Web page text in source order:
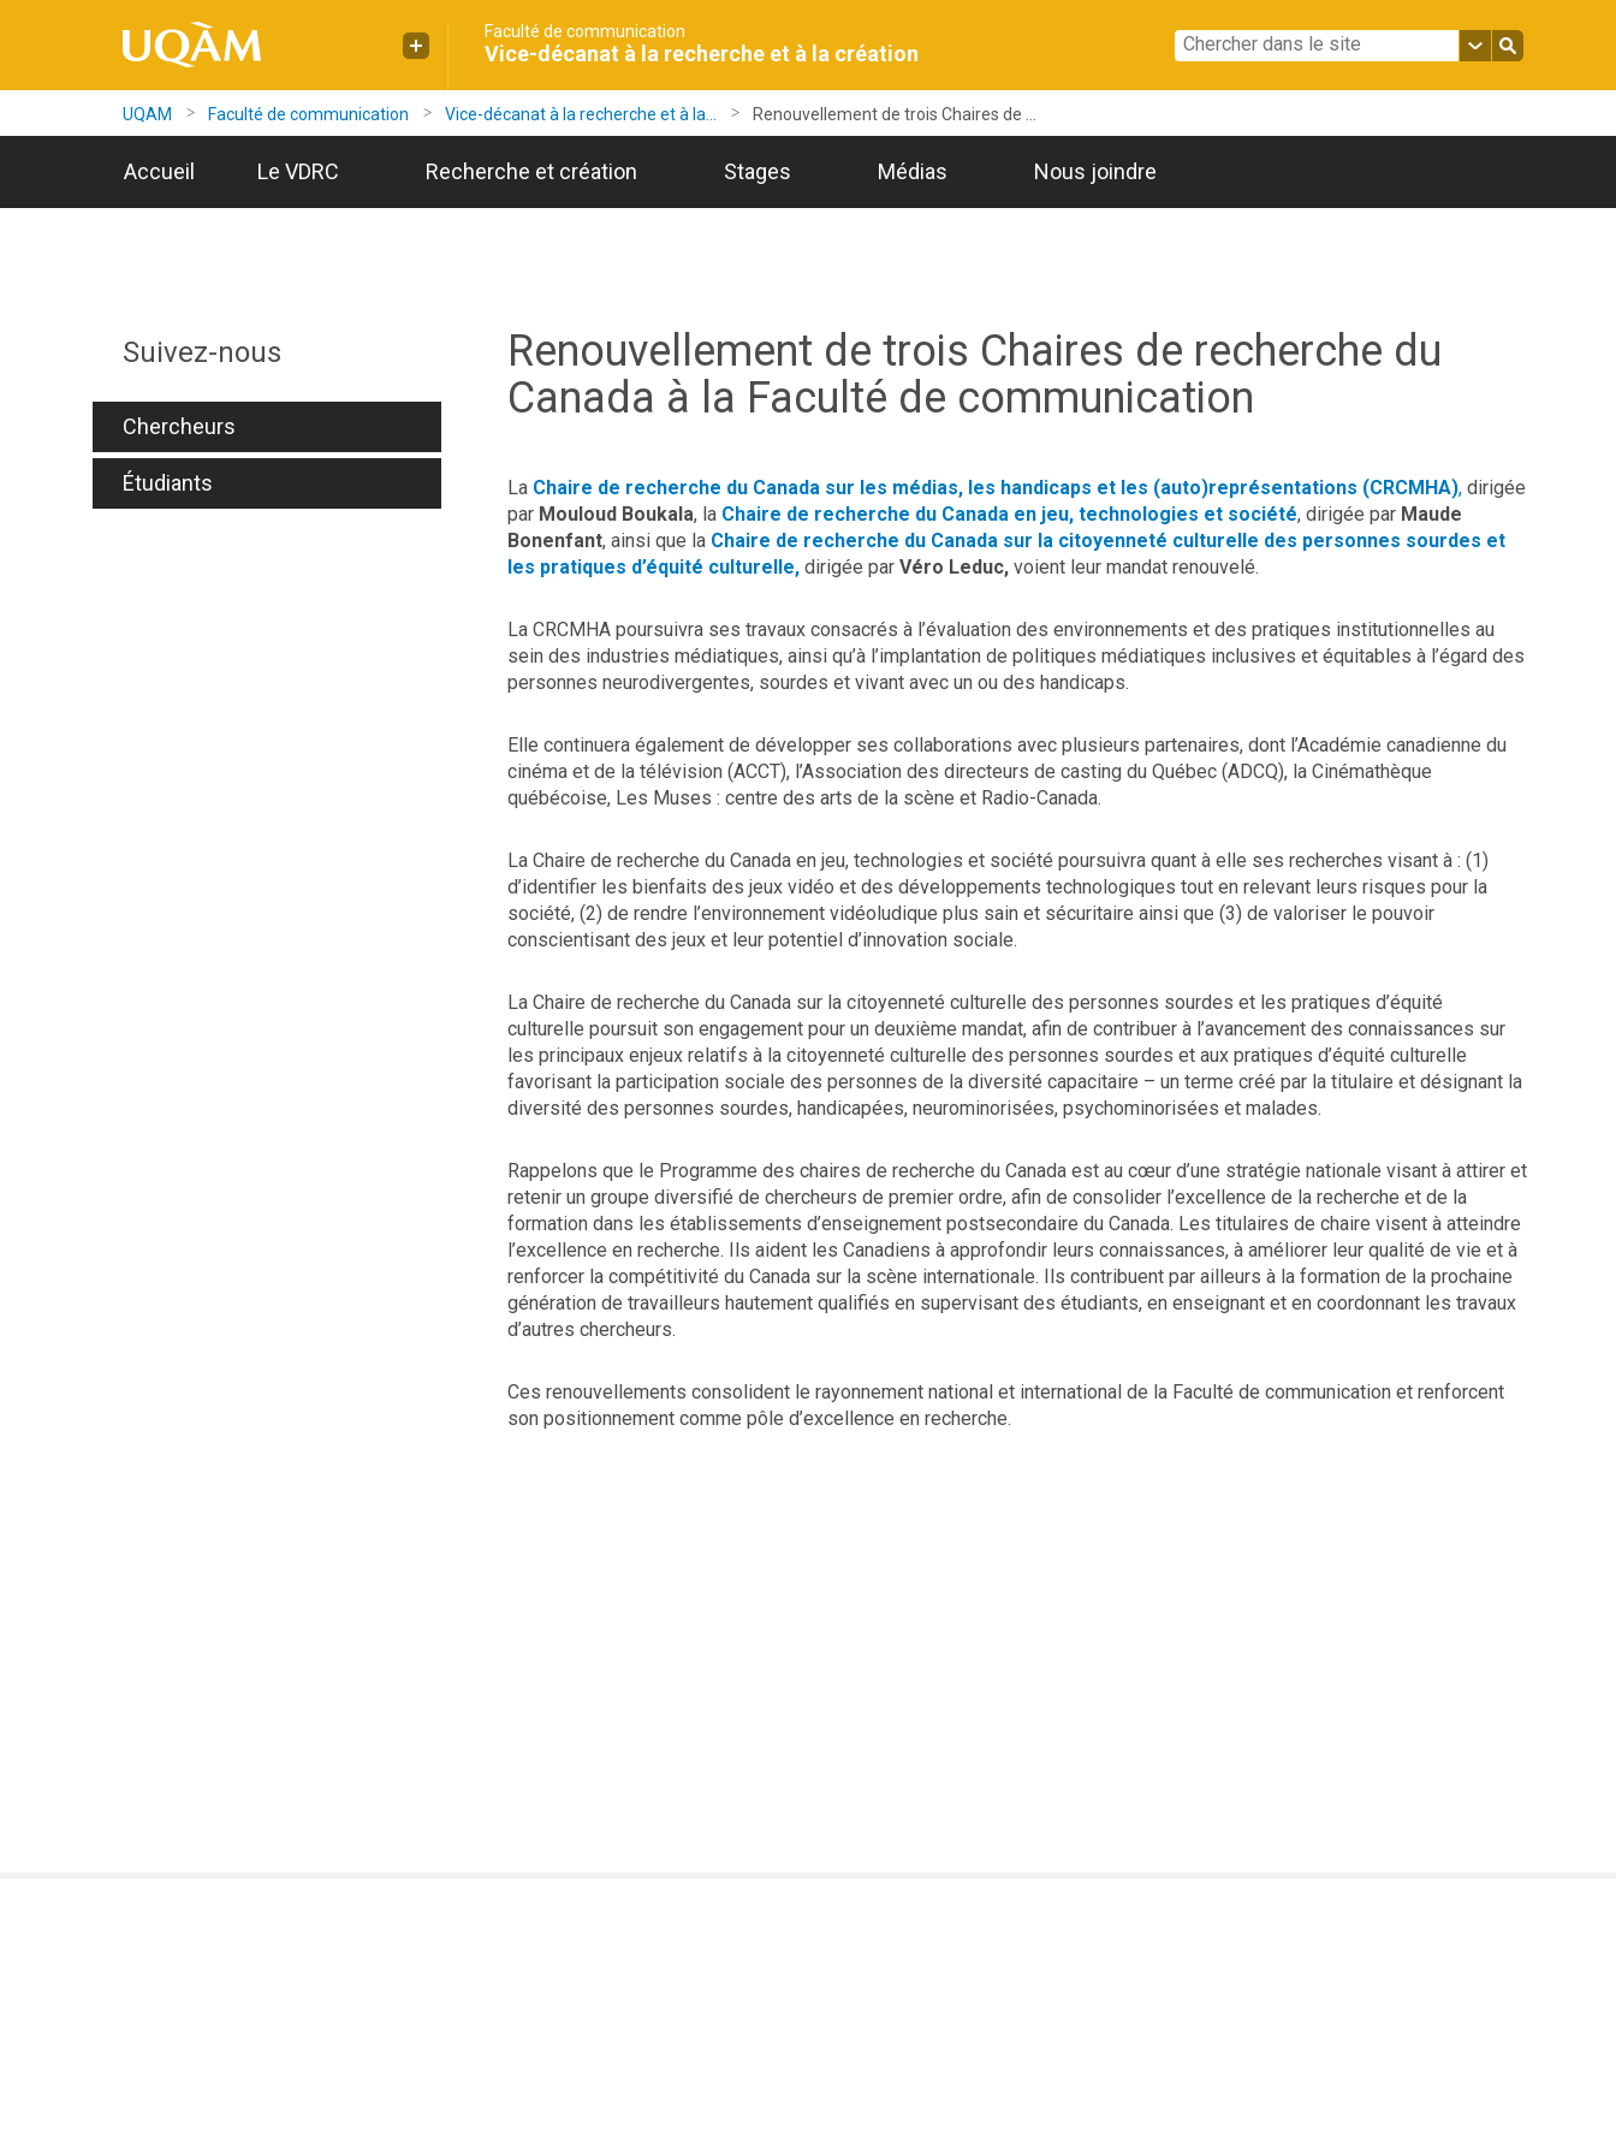
Accéder
la
recherche
Accéder
menu
pricipal
Accéder
la
zone
centrale
Faculté de communication
Vice-décanat à la recherche et à la création
UQAM Faculté de communication Vice-décanat à la recherche et à la... Renouvellement de trois Chaires de ...
Accueil Le VDRC Recherche et création Stages Médias Nous joindre
Suivez-nous
Chercheurs
Étudiants
Renouvellement de trois Chaires de recherche du
Canada à la Faculté de communication
La Chaire de recherche du Canada sur les médias, les handicaps et les (auto)représentations (CRCMHA), dirigée
par Mouloud Boukala, la Chaire de recherche du Canada en jeu, technologies et société, dirigée par Maude
Bonenfant, ainsi que la Chaire de recherche du Canada sur la citoyenneté culturelle des personnes sourdes et
les pratiques d’équité culturelle, dirigée par Véro Leduc, voient leur mandat renouvelé.
La CRCMHA poursuivra ses travaux consacrés à l’évaluation des environnements et des pratiques institutionnelles au
sein des industries médiatiques, ainsi qu’à l’implantation de politiques médiatiques inclusives et équitables à l’égard des
personnes neurodivergentes, sourdes et vivant avec un ou des handicaps.
Elle continuera également de développer ses collaborations avec plusieurs partenaires, dont l’Académie canadienne du
cinéma et de la télévision (ACCT), l’Association des directeurs de casting du Québec (ADCQ), la Cinémathèque
québécoise, Les Muses : centre des arts de la scène et Radio-Canada.
La Chaire de recherche du Canada en jeu, technologies et société poursuivra quant à elle ses recherches visant à : (1)
d’identifier les bienfaits des jeux vidéo et des développements technologiques tout en relevant leurs risques pour la
société, (2) de rendre l’environnement vidéoludique plus sain et sécuritaire ainsi que (3) de valoriser le pouvoir
conscientisant des jeux et leur potentiel d’innovation sociale.
La Chaire de recherche du Canada sur la citoyenneté culturelle des personnes sourdes et les pratiques d’équité
culturelle poursuit son engagement pour un deuxième mandat, afin de contribuer à l’avancement des connaissances sur
les principaux enjeux relatifs à la citoyenneté culturelle des personnes sourdes et aux pratiques d’équité culturelle
favorisant la participation sociale des personnes de la diversité capacitaire – un terme créé par la titulaire et désignant la
diversité des personnes sourdes, handicapées, neurominorisées, psychominorisées et malades.
Rappelons que le Programme des chaires de recherche du Canada est au cœur d’une stratégie nationale visant à attirer et
retenir un groupe diversifié de chercheurs de premier ordre, afin de consolider l’excellence de la recherche et de la
formation dans les établissements d’enseignement postsecondaire du Canada. Les titulaires de chaire visent à atteindre
l’excellence en recherche. Ils aident les Canadiens à approfondir leurs connaissances, à améliorer leur qualité de vie et à
renforcer la compétitivité du Canada sur la scène internationale. Ils contribuent par ailleurs à la formation de la prochaine
génération de travailleurs hautement qualifiés en supervisant des étudiants, en enseignant et en coordonnant les travaux
d’autres chercheurs.
Ces renouvellements consolident le rayonnement national et international de la Faculté de communication et renforcent
son positionnement comme pôle d’excellence en recherche.